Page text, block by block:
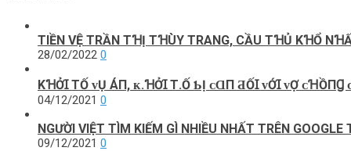
TIỀN VỆ TRẦN TꞪỊ TꞪÙY TRANG, CẦU TꞪỦ KꞪỔ
28/02/2022 0
KꞪỞꞮ ТỐ ᴠỤ ÁП, ᴋ.ꞪỞꞮ Т.Ố ƄỊ ᴄⱭП ƋỐꞮ ᴠỚꞮ ᴠỢ
04/12/2021 0
NGƯỜI VIỆT TÌM KIẾM GÌ NHIỀU NHẤT TRÊN GOOGLE
09/12/2021 0